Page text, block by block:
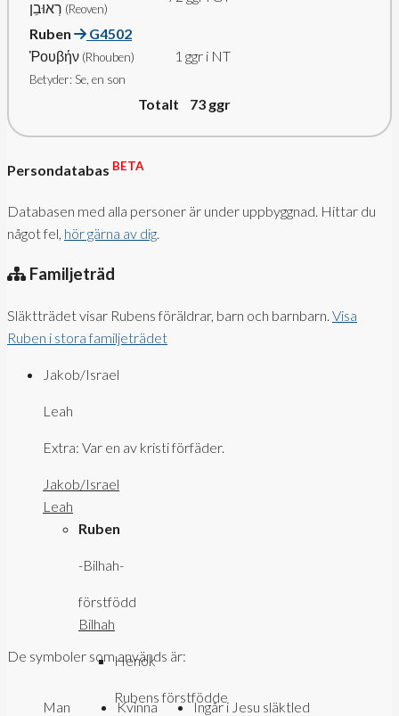
(Reoven)
Ruben
G4502
Ῥουβήν (Rhouben)
Betyder: Se, en son
1 ggr i NT
Totalt 73 ggr
Persondatabas BETA
Databasen med alla personer är under uppbyggnad. Hittar du
något fel, hör gärna av dig.
Familjeträd
Släktträdet visar Rubens föräldrar, barn och barnbarn. Visa
Ruben i stora familjeträdet
Jakob/Israel
Leah
Extra: Var en av kristi förfäder.
Jakob/Israel
Leah
Ruben
-Bilhah-
förstfödd
Bilhah
Henok
Rubens förstfödde
De symboler som används är:
Man Kvinna Ingår i Jesu släktled